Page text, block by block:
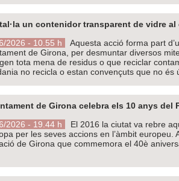
un contenidor transparent de vidre
2026 - 10.55 h
Aquesta acció forma part
de Girona, per desmuntar diversos
tota mena de residus o que reciclar
no recicla o estan convençuts que no
de Girona celebra els 10 anys del
2026 - 19.44 h
El 2016 la ciutat va rebre
per les seves accions en l’àmbit
de Girona que commemora el 40è